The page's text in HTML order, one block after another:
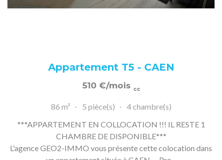
Appartement T5 - CAEN
510 €/mois cc
86 m² 5 pièce(s)
4 chambre(s)
***APPARTEMENT EN COLLOCATION !!! IL RESTE 1
CHAMBRE DE DISPONIBLE***
L'agence GEO2-IMMO vous présente cette colocation dans